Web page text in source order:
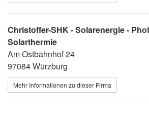
Christoffer-SHK - Solarenergie -
Solarthermie
Am Ostbahnhof 24
97084 Würzburg
Mehr Informationen zu dieser Firma